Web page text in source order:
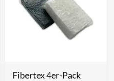
Fibertex 4er-Pack